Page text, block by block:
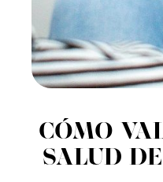
CÓMO
SALUD